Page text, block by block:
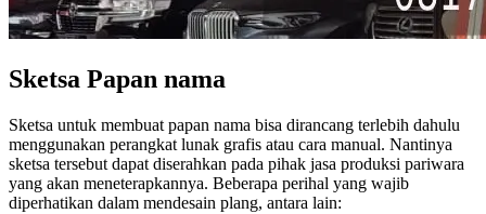
Sketsa Papan nama
Sketsa untuk membuat papan nama bisa dirancang terlebih dahulu
menggunakan perangkat lunak grafis atau cara manual. Nantinya
sketsa tersebut dapat diserahkan pada pihak jasa produksi pariwara
yang akan meneterapkannya. Beberapa perihal yang wajib
diperhatikan dalam mendesain plang, antara lain: